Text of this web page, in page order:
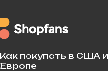
Как покупать в США и
Европе